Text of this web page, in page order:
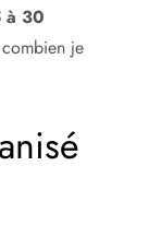
à 30
je